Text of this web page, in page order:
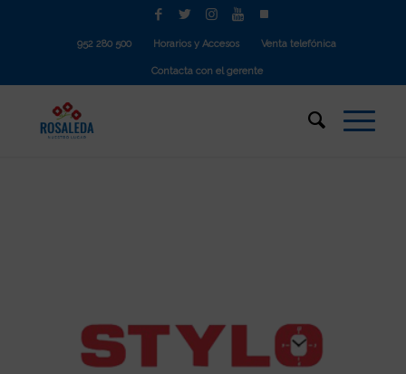
952 280 500 Horarios y Accesos Venta telefónica
Contacta con el gerente